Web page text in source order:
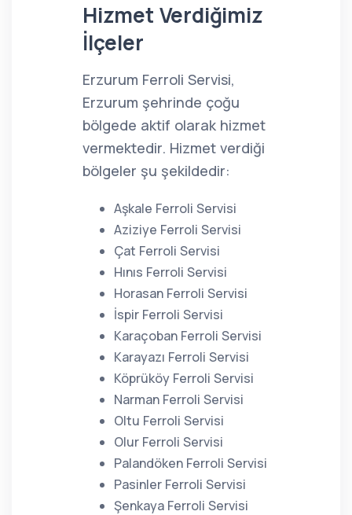
Hizmet Verdiğimiz
İlçeler
Erzurum Ferroli Servisi,
Erzurum şehrinde çoğu
bölgede aktif olarak hizmet
vermektedir. Hizmet verdiği
bölgeler şu şekildedir:
Aşkale Ferroli Servisi
Aziziye Ferroli Servisi
Çat Ferroli Servisi
Hınıs Ferroli Servisi
Horasan Ferroli Servisi
İspir Ferroli Servisi
Karaçoban Ferroli Servisi
Karayazı Ferroli Servisi
Köprüköy Ferroli Servisi
Narman Ferroli Servisi
Oltu Ferroli Servisi
Olur Ferroli Servisi
Palandöken Ferroli Servisi
Pasinler Ferroli Servisi
Şenkaya Ferroli Servisi